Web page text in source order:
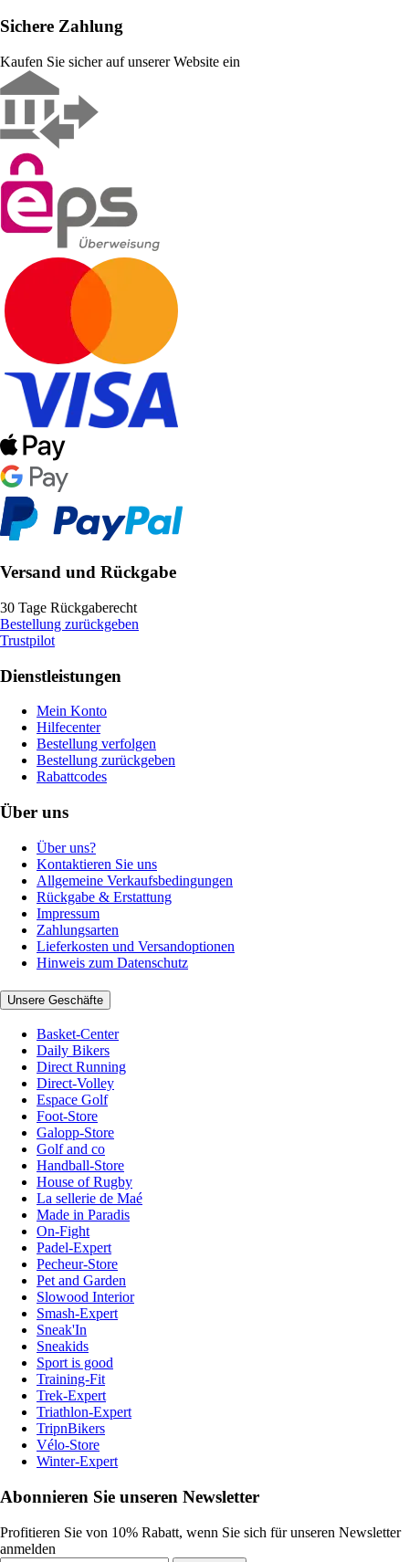
Sichere Zahlung
Kaufen Sie sicher auf unserer Website ein
Versand und Rückgabe
30 Tage Rückgaberecht
Bestellung zurückgeben
Trustpilot
Dienstleistungen
Mein Konto
Hilfecenter
Bestellung verfolgen
Bestellung zurückgeben
Rabattcodes
Über uns
Über uns?
Kontaktieren Sie uns
Allgemeine Verkaufsbedingungen
Rückgabe & Erstattung
Impressum
Zahlungsarten
Lieferkosten und Versandoptionen
Hinweis zum Datenschutz
Unsere Geschäfte
Basket-Center
Daily Bikers
Direct Running
Direct-Volley
Espace Golf
Foot-Store
Galopp-Store
Golf and co
Handball-Store
House of Rugby
La sellerie de Maé
Made in Paradis
On-Fight
Padel-Expert
Pecheur-Store
Pet and Garden
Slowood Interior
Smash-Expert
Sneak'In
Sneakids
Sport is good
Training-Fit
Trek-Expert
Triathlon-Expert
TripnBikers
Vélo-Store
Winter-Expert
Abonnieren Sie unseren Newsletter
Profitieren Sie von 10% Rabatt, wenn Sie sich für unseren Newsletter
anmelden